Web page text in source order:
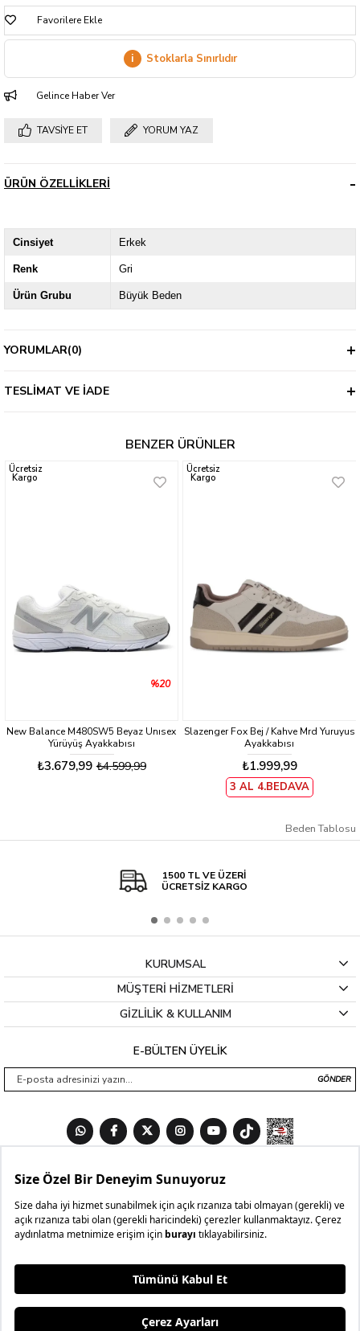
Favorilere Ekle
i Stoklarla Sınırlıdır
Gelince Haber Ver
TAVSIYE ET YORUM YAZ
ÜRÜN ÖZELLIKLERI
Cinsiyet Erkek
Renk Gri
Ürün Grubu Büyük Beden
YORUMLAR(0)
TESLIMAT VE İADE
BENZER ÜRÜNLER
New Balance M480SW5 Beyaz Unısex
Yürüyüş Ayakkabısı
₺3.679,99 ₺4.599,99
%20
Ücretsiz
Kargo
Slazenger Fox Bej / Kahve Mrd Yuruyus
Ayakkabısı
₺1.999,99
3 AL 4.BEDAVA
Ücretsiz
Kargo
Beden Tablosu
1500 TL VE ÜZERİ
ÜCRETSİZ KARGO
KURUMSAL
MÜŞTERİ HİZMETLERİ
GİZLİLİK & KULLANIM
E-BÜLTEN ÜYELİK
GÖNDER